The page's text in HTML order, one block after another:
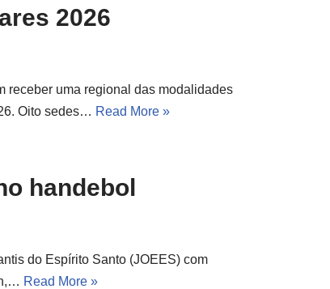
2026
receber uma regional das modalidades
Oito sedes… Read More »
handebol
do Espírito Santo (JOEES) com
Read More »